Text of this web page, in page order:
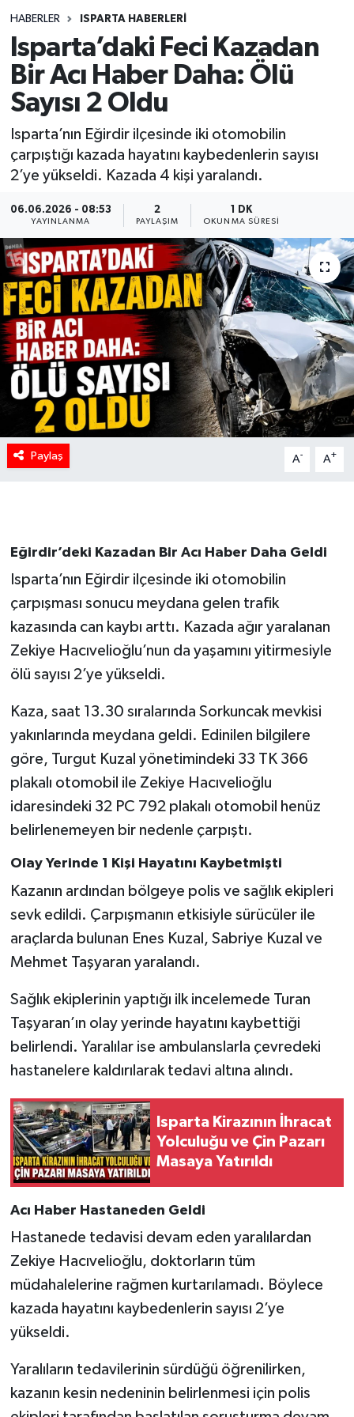
HABERLER ISPARTA HABERLERİ
Isparta’daki Feci Kazadan
Bir Acı Haber Daha: Ölü
Sayısı 2 Oldu
Isparta’nın Eğirdir ilçesinde iki otomobilin
çarpıştığı kazada hayatını kaybedenlerin sayısı
2’ye yükseldi. Kazada 4 kişi yaralandı.
06.06.2026 - 08:53
YAYINLANMA
2
PAYLAŞIM
1 DK
OKUNMA SÜRESI
Paylaş A- A+
Eğirdir’deki Kazadan Bir Acı Haber Daha Geldi
Isparta’nın Eğirdir ilçesinde iki otomobilin
çarpışması sonucu meydana gelen trafik
kazasında can kaybı arttı. Kazada ağır yaralanan
Zekiye Hacıvelioğlu’nun da yaşamını yitirmesiyle
ölü sayısı 2’ye yükseldi.
Kaza, saat 13.30 sıralarında Sorkuncak mevkisi
yakınlarında meydana geldi. Edinilen bilgilere
göre, Turgut Kuzal yönetimindeki 33 TK 366
plakalı otomobil ile Zekiye Hacıvelioğlu
idaresindeki 32 PC 792 plakalı otomobil henüz
belirlenemeyen bir nedenle çarpıştı.
Olay Yerinde 1 Kişi Hayatını Kaybetmişti
Kazanın ardından bölgeye polis ve sağlık ekipleri
sevk edildi. Çarpışmanın etkisiyle sürücüler ile
araçlarda bulunan Enes Kuzal, Sabriye Kuzal ve
Mehmet Taşyaran yaralandı.
Sağlık ekiplerinin yaptığı ilk incelemede Turan
Taşyaran’ın olay yerinde hayatını kaybettiği
belirlendi. Yaralılar ise ambulanslarla çevredeki
hastanelere kaldırılarak tedavi altına alındı.
Isparta Kirazının İhracat
Yolculuğu ve Çin Pazarı
Masaya Yatırıldı
Acı Haber Hastaneden Geldi
Hastanede tedavisi devam eden yaralılardan
Zekiye Hacıvelioğlu, doktorların tüm
müdahalelerine rağmen kurtarılamadı. Böylece
kazada hayatını kaybedenlerin sayısı 2’ye
yükseldi.
Yaralıların tedavilerinin sürdüğü öğrenilirken,
kazanın kesin nedeninin belirlenmesi için polis
Spor
Tebrik
Türkiye